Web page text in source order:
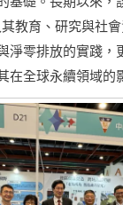
教育、研究與社
淨零排放的實踐，
在全球永續領域的